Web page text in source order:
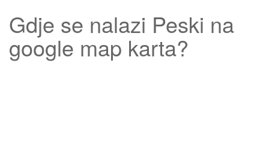
Gdje se nalazi Peski na
google map karta?